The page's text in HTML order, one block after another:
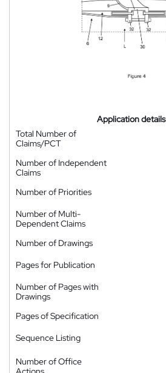
Application details
Total Number of
Claims/PCT
Number of Independent
Claims
Number of Priorities
Number of Multi-
Dependent Claims
Number of Drawings
Pages for Publication
Number of Pages with
Drawings
Pages of Specification
Sequence Listing
Number of Office